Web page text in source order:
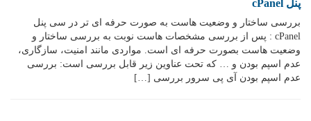
پنل cPanel
بررسی ساختار و وضعیت هاست به صورت حرفه ای تر در سی پنل
cPanel : پس از بررسی مشخصات هاست نوبت به بررسی ساختار و
وضعیت هاست بصورت حرفه ای است. مواردی مانند امنیت، سازگاری،
عدم اسپم بودن و … که تحت عناوین زیر قابل بررسی است: بررسی
عدم اسپم بودن آی پی سرور بررسی […]